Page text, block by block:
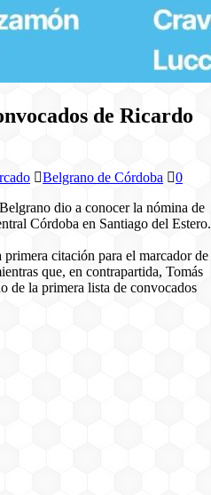
de Ricardo
Belgrano de Córdoba
0
dio a conocer la nómina de
Córdoba en Santiago del Estero.
primera citación para el marcador de
que, en contrapartida, Tomás
de la primera lista de convocados